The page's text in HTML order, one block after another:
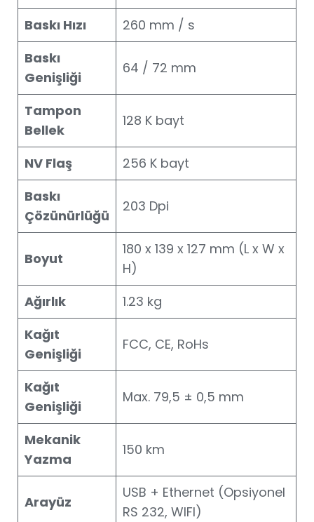
Baskı Hızı
260 mm / s
Baskı
Genişliği
64 / 72 mm
Tampon
Bellek
128 K bayt
NV Flaş
256 K bayt
Baskı
Çözünürlüğü
203 Dpi
Boyut
180 x 139 x 127 mm (L x W x
H)
Ağırlık
1.23 kg
Kağıt
Genişliği
FCC, CE, RoHs
Kağıt
Genişliği
Max. 79,5 ± 0,5 mm
Mekanik
Yazma
150 km
Arayüz
USB + Ethernet (Opsiyonel
RS 232, WIFI)